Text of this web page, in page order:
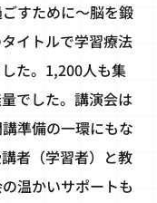
すために～脳を鍛
イトルで学習療法
た。1,200人も集
でした。講演会は
準備の一環にもな
者（学習者）と教
温かいサポートも